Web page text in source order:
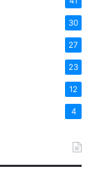
30
27
23
12
4